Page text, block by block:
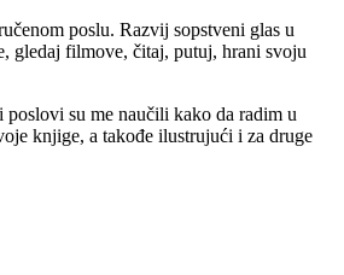
poslu. Razvij sopstveni glas u
gledaj filmove, čitaj, putuj, hrani svoju
su me naučili kako da radim u
knjige, a takođe ilustrujući i za druge